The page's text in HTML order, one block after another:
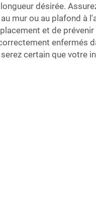
désirée.
mur ou au plafond à
et de
enfermés
serez certain que votre